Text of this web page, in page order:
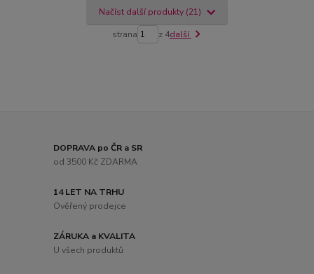
Načíst další produkty (21)
strana z 4další
DOPRAVA po ČR a SR
od 3500 Kč ZDARMA
14 LET NA TRHU
Ověřený prodejce
ZÁRUKA a KVALITA
U všech produktů